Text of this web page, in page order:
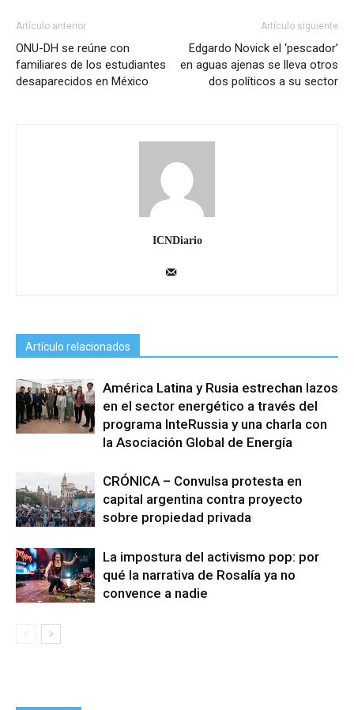
Artículo anterior
ONU-DH se reúne con
familiares de los estudiantes
desaparecidos en México
Artículo siguiente
Edgardo Novick el ‘pescador’
en aguas ajenas se lleva otros
dos políticos a su sector
ICNDiario
Artículo relacionados
América Latina y Rusia estrechan lazos
en el sector energético a través del
programa InteRussia y una charla con
la Asociación Global de Energía
CRÓNICA – Convulsa protesta en
capital argentina contra proyecto
sobre propiedad privada
La impostura del activismo pop: por
qué la narrativa de Rosalía ya no
convence a nadie